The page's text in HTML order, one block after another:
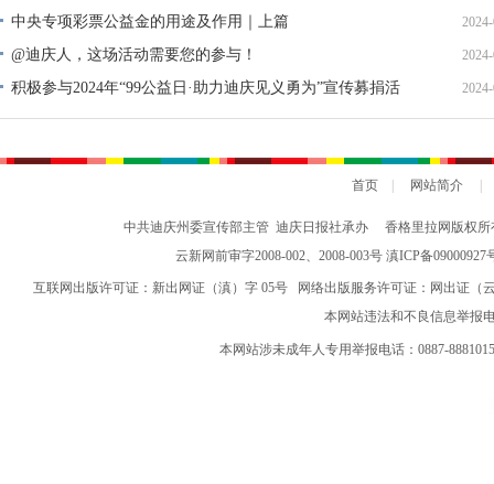
中央专项彩票公益金的用途及作用｜上篇
@迪庆人，这场活动需要您的参与！
积极参与2024年“99公益日·助力迪庆见义勇为”宣传募捐活
动倡议书